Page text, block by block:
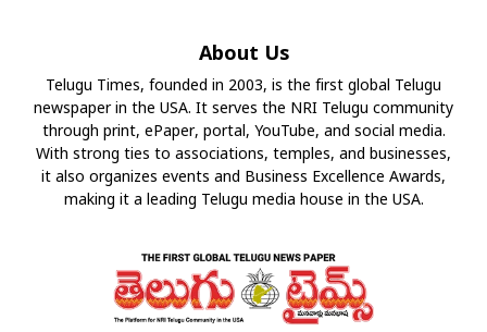
About Us
Telugu Times, founded in 2003, is the first global Telugu
newspaper in the USA. It serves the NRI Telugu community
through print, ePaper, portal, YouTube, and social media.
With strong ties to associations, temples, and businesses,
it also organizes events and Business Excellence Awards,
making it a leading Telugu media house in the USA.